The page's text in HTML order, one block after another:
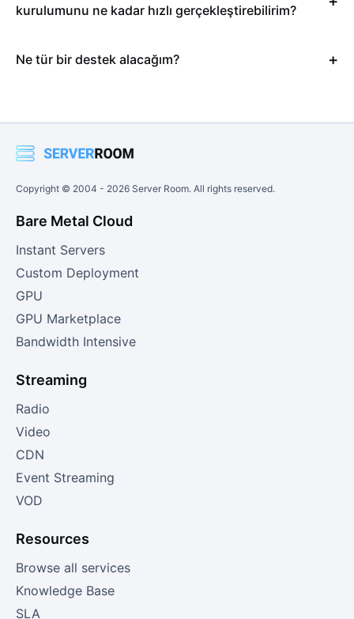
kurulumunu ne kadar hızlı gerçekleştirebilirim?
Ne tür bir destek alacağım?
Copyright © 2004 - 2026 Server Room. All rights reserved.
Bare Metal Cloud
Instant Servers
Custom Deployment
GPU
GPU Marketplace
Bandwidth Intensive
Streaming
Radio
Video
CDN
Event Streaming
VOD
Resources
Browse all services
Knowledge Base
SLA